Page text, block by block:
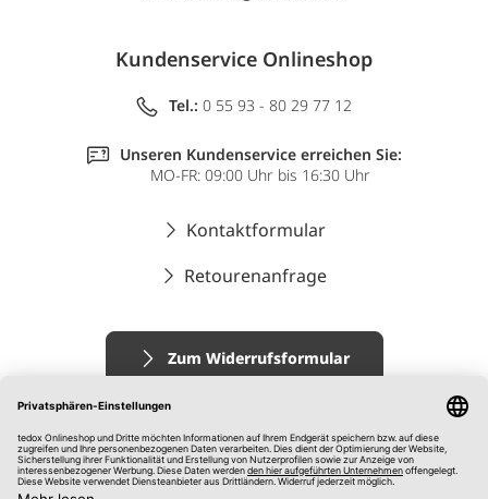
Kundenservice Onlineshop
Tel.: 0 55 93 - 80 29 77 12
Unseren Kundenservice erreichen Sie:
MO-FR: 09:00 Uhr bis 16:30 Uhr
Kontaktformular
Retourenanfrage
Zum Widerrufsformular
Impressum
AGB